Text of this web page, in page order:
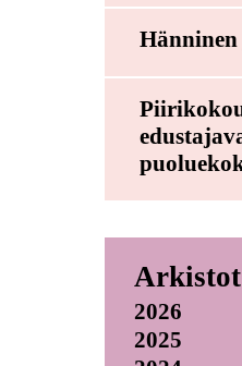
Arkistot
2026
2025